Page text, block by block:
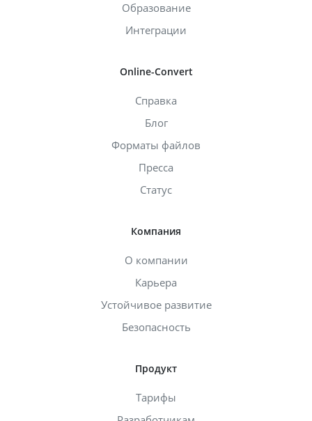
Образование
Интеграции
Online-Convert
Справка
Блог
Форматы файлов
Пресса
Статус
Компания
О компании
Карьера
Устойчивое развитие
Безопасность
Продукт
Тарифы